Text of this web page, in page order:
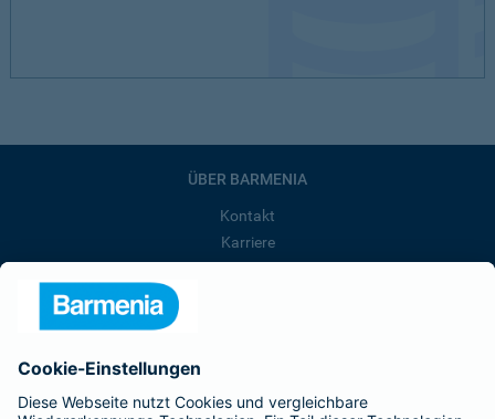
ÜBER BARMENIA
Kontakt
Karriere
Barmenia ist Teil der BarmeniaGothaer